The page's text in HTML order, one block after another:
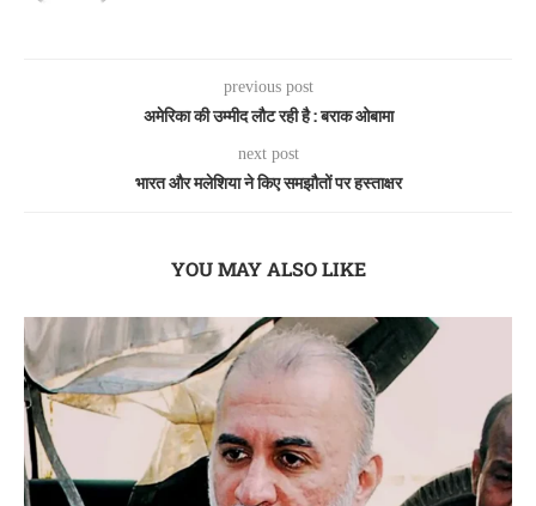
previous post
अमेरिका की उम्मीद लौट रही है : बराक ओबामा
next post
भारत और मलेशिया ने किए समझौतों पर हस्ताक्षर
YOU MAY ALSO LIKE